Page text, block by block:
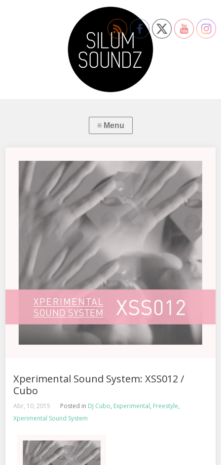
Xperimental Sound System: XSS012 /
Cubo
Abr, 10, 2015 Posted in DJ Cubo, Experimental, Freestyle,
Xperimental Sound System